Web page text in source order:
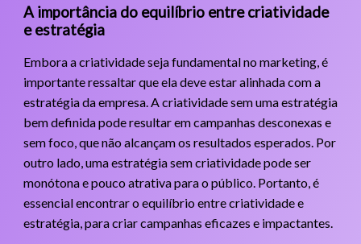
A importância do equilíbrio entre criatividade
e estratégia
Embora a criatividade seja fundamental no marketing, é
importante ressaltar que ela deve estar alinhada com a
estratégia da empresa. A criatividade sem uma estratégia
bem definida pode resultar em campanhas desconexas e
sem foco, que não alcançam os resultados esperados. Por
outro lado, uma estratégia sem criatividade pode ser
monótona e pouco atrativa para o público. Portanto, é
essencial encontrar o equilíbrio entre criatividade e
estratégia, para criar campanhas eficazes e impactantes.